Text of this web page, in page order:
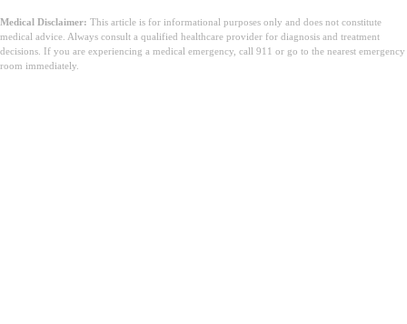
Medical Disclaimer: This article is for informational purposes only and does not constitute
medical advice. Always consult a qualified healthcare provider for diagnosis and treatment
decisions. If you are experiencing a medical emergency, call 911 or go to the nearest emergency
room immediately.